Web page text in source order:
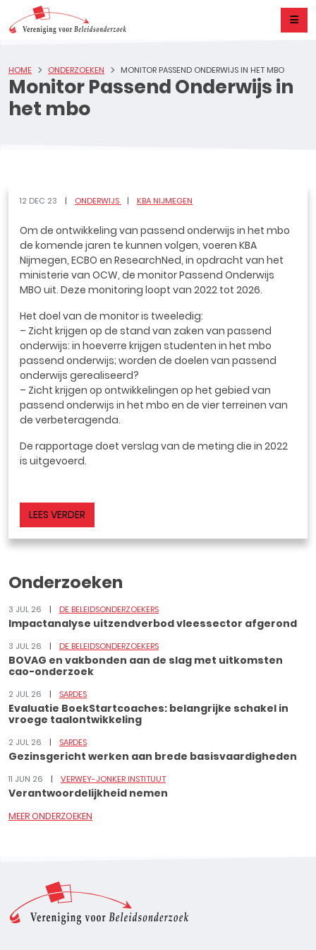
Monitor Passend Onderwijs in
het mbo
HOME ONDERZOEKEN MONITOR PASSEND ONDERWIJS IN HET MBO
12 DEC 23 ONDERWIJS KBA NIJMEGEN
Om de ontwikkeling van passend onderwijs in het mbo
de komende jaren te kunnen volgen, voeren KBA
Nijmegen, ECBO en ResearchNed, in opdracht van het
ministerie van OCW, de monitor Passend Onderwijs
MBO uit. Deze monitoring loopt van 2022 tot 2026.
Het doel van de monitor is tweeledig:
– Zicht krijgen op de stand van zaken van passend
onderwijs: in hoeverre krijgen studenten in het mbo
passend onderwijs; worden de doelen van passend
onderwijs gerealiseerd?
– Zicht krijgen op ontwikkelingen op het gebied van
passend onderwijs in het mbo en de vier terreinen van
de verbeteragenda.
De rapportage doet verslag van de meting die in 2022
is uitgevoerd.
LEES VERDER
Onderzoeken
3 JUL 26 DE BELEIDSONDERZOEKERS
Impactanalyse uitzendverbod vleessector afgerond
3 JUL 26 DE BELEIDSONDERZOEKERS
BOVAG en vakbonden aan de slag met uitkomsten
cao-onderzoek
2 JUL 26 SARDES
Evaluatie BoekStartcoaches: belangrijke schakel in
vroege taalontwikkeling
2 JUL 26 SARDES
Gezinsgericht werken aan brede basisvaardigheden
11 JUN 26 VERWEY-JONKER INSTITUUT
Verantwoordelijkheid nemen
MEER ONDERZOEKEN